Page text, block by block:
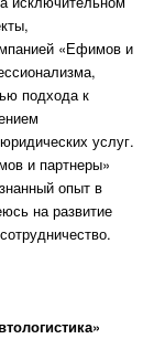
«Ефимов и
подхода к
услуг.
и партнеры»
опыт в
на развитие